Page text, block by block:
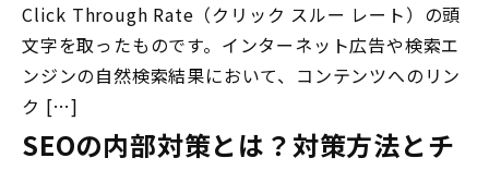
Click Through Rate（クリック スルー レート）の頭
文字を取ったものです。インターネット広告や検索エ
ンジンの自然検索結果において、コンテンツへのリン
ク […]
SEOの内部対策とは？対策方法とチ